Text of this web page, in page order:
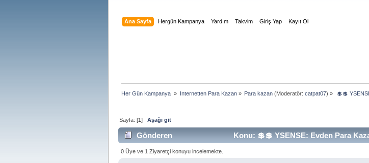
Ana Sayfa Hergün Kampanya Yardım Takvim Giriş Yap Kayıt Ol
Her Gün Kampanya » Internetten Para Kazan» Para kazan(Moderatör: catpat07) » 💲💲
Sayfa: [1]Aşağı git
Gönderen Konu: 💲💲 YSENSE: Evden Para
0 Üye ve 1 Ziyaretçi konuyu incelemekte.